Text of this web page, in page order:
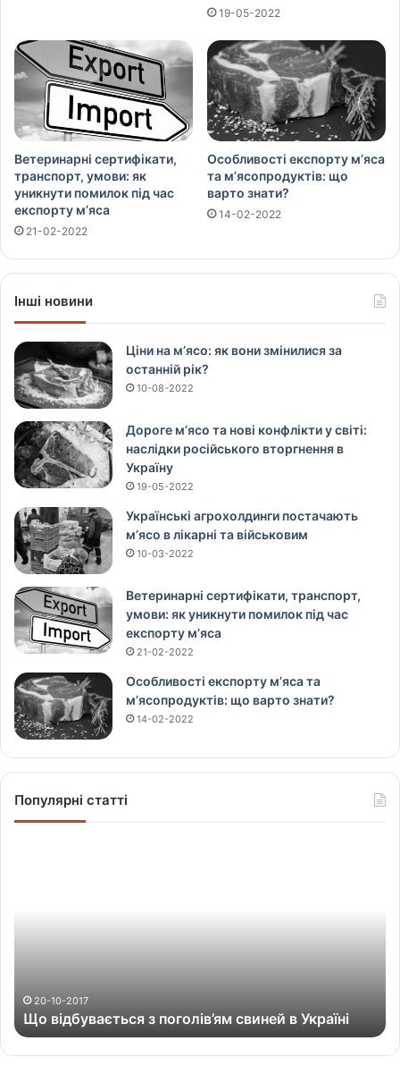
19-05-2022
Ветеринарні сертифікати,
транспорт, умови: як
уникнути помилок під час
експорту м’яса
21-02-2022
Особливості експорту м’яса
та м’ясопродуктів: що
варто знати?
14-02-2022
Інші новини
Ціни на м’ясо: як вони змінилися за
останній рік?
10-08-2022
Дороге м’ясо та нові конфлікти у світі:
наслідки російського вторгнення в
Україну
19-05-2022
Українські агрохолдинги постачають
м’ясо в лікарні та військовим
10-03-2022
Ветеринарні сертифікати, транспорт,
умови: як уникнути помилок під час
експорту м’яса
21-02-2022
Особливості експорту м’яса та
м’ясопродуктів: що варто знати?
14-02-2022
Популярні статті
т
ь
20-10-2017
Що відбувається з поголів’ям свиней в Україні